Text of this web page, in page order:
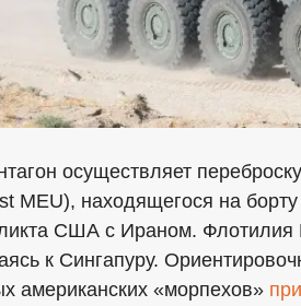
осуществляет
MEU), находящегося на
США с Ираном.
к Сингапуру.
американских «морпехов»